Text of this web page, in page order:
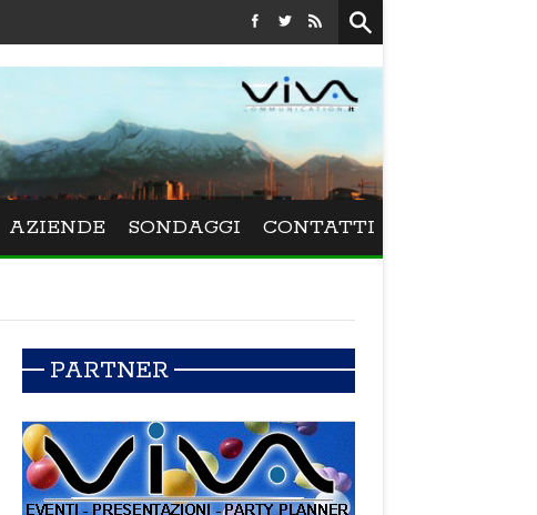
Festival La Versiliana - La direttrice lucchese Beatrice
AZIENDE SONDAGGI CONTATTI
PARTNER